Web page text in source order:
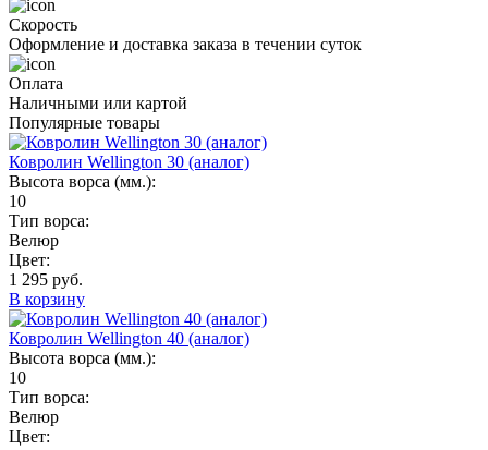
Скорость
Оформление и доставка заказа в течении суток
Оплата
Наличными или картой
Популярные товары
Ковролин Wellington 30 (аналог)
Высота ворса (мм.):
10
Тип ворса:
Велюр
Цвет:
1 295 руб.
В корзину
Ковролин Wellington 40 (аналог)
Высота ворса (мм.):
10
Тип ворса:
Велюр
Цвет: